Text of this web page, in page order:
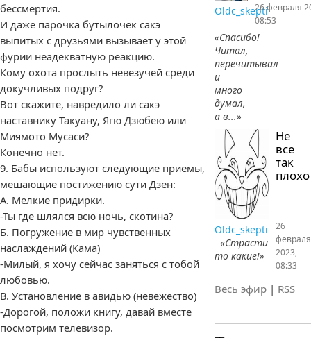
бессмертия.
И даже парочка бутылочек сакэ
выпитых с друзьями вызывает у этой
фурии неадекватную реакцию.
Кому охота прослыть невезучей среди
докучливых подруг?
Вот скажите, навредило ли сакэ
наставнику Такуану, Ягю Дзюбею или
Миямото Мусаси?
Конечно нет.
9. Бабы используют следующие приемы,
мешающие постижению сути Дзен:
А. Мелкие придирки.
-Ты где шлялся всю ночь, скотина?
Б. Погружение в мир чувственных
наслаждений (Кама)
-Милый, я хочу сейчас заняться с тобой
любовью.
В. Установление в авидью (невежество)
-Дорогой, положи книгу, давай вместе
посмотрим телевизор.
Oldc_skepti
«Спасибо!
Читал,
перечитывал
и
много
думал,
а в...»
26 февраля
08:53
Не
все
так
плохо
Oldc_skepti
«Страсти
то какие!»
26
февраля
2023,
08:33
Весь эфир | RSS